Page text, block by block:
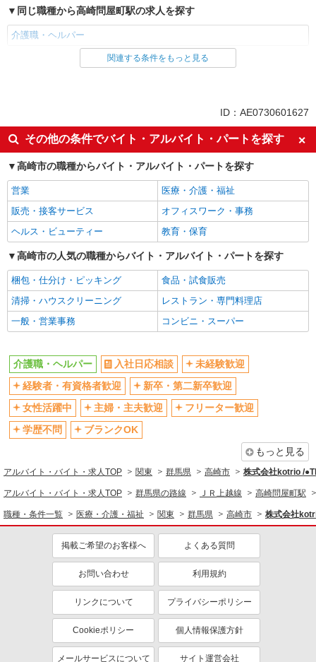
同じ職種から高崎問屋町駅の求人を探す
介護職・ヘルパー
同じ雇用形態から高崎問屋町駅の求人を探す
入社日応相談
未経験歓迎
経験者・有資格者歓迎
新卒・第二新卒歓迎
女性活躍中
主婦・主夫歓迎
フリーター歓迎
学歴不問
ブランクOK
ミドル（40代～）活躍中
エルダー（50代～）活躍中
シニア（60代～）活躍中
高収入・高額
ボーナス・賞与あり
昇給あり
完全週休2日制
フルタイム歓迎
禁煙・分煙
駅直結・駅チカ
車通勤OK
残業少なめ（月20h未満）
交通費支給
社会保険あり
産休・育休取得実績あり
退職金・財形貯蓄制度あり
各種手当（家族・役職・インセン
ティブなど）あり
制服貸与
同じ職種から求人を探す
介護職・ヘルパー
同じ特徴から求人を探す
ミドル（40代～）活躍中
ボーナス・賞与あり
車通勤OK
交通費支給
社会保険あり
産休・育休取得実績あり
関連する条件をもっと見る
ID：AE0730601627
その他の条件でバイト・アルバイト・パートを探す
高崎市の職種からバイト・アルバイト・パートを探す
営業
医療・介護・福祉
販売・接客サービス
オフィスワーク・事務
ヘルス・ビューティー
教育・保育
高崎市の人気の職種からバイト・アルバイト・パートを探す
梱包・仕分け・ピッキング
食品・試食販売
清掃・ハウスクリーニング
レストラン・専門料理店
一般・営業事務
コンビニ・スーパー
介護職・ヘルパー 入社日応相談
未経験歓迎
経験者・有資格者歓迎
新卒・第二新卒歓迎
女性活躍中
主婦・主夫歓迎
フリーター歓迎
学歴不問
ブランクOK
もっと見る
アルバイト・バイト・求人TOP 関東 群馬県 高崎市 株式会社kotrio /
アルバイト・バイト・求人TOP 群馬県の路線 ＪＲ上越線 高崎問屋町駅
職種・条件一覧 医療・介護・福祉 関東 群馬県 高崎市 株式会社
掲載ご希望のお客様へ よくある質問
お問い合わせ 利用規約
リンクについて プライバシーポリシー
Cookieポリシー 個人情報保護方針
メールサービスについて サイト運営会社